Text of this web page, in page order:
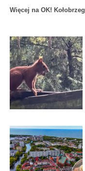
Więcej na OK! Kołobrzeg